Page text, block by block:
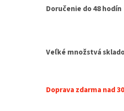
Doručenie do 48 hodín
Veľké množstvá
Doprava zdarma nad